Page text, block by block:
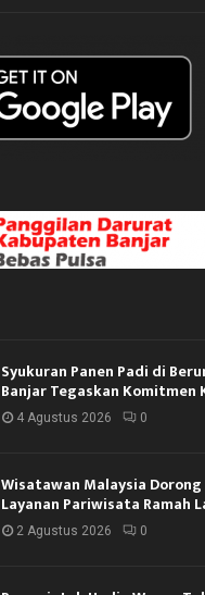
Syukuran Panen Padi di
Banjar Tegaskan Komitmen
4 Agustus 2026 0
Wisatawan Malaysia
Layanan Pariwisata Ramah
2 Agustus 2026 0